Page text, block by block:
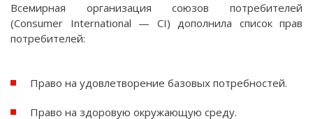
Всемирная организация союзов потребителей
(Consumer International — CI) дополнила список прав
потребителей:
Право на удовлетворение базовых потребностей.
Право на здоровую окружающую среду.